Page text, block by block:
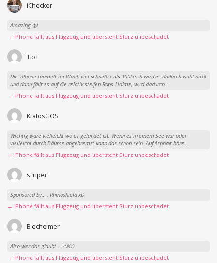
iChecker
Amazing 😜
→ iPhone fällt aus Flugzeug und übersteht Sturz unbeschadet
TioT
Das iPhone taumelt im Wind, viel schneller als 100km/h wird es dadurch wohl nicht
und dann fällt es auf die relativ steifen Raps-Halme, wird dadurch...
→ iPhone fällt aus Flugzeug und übersteht Sturz unbeschadet
KratosGOS
Wichtig wäre vielleicht wo es gelandet ist. Wenn es in einem See war oder
vielleicht durch Bäume abgebremst kann das schon sein. Auf Asphalt höre...
→ iPhone fällt aus Flugzeug und übersteht Sturz unbeschadet
scriper
Sponsored by….. Rhinoshield xD
→ iPhone fällt aus Flugzeug und übersteht Sturz unbeschadet
Blecheimer
Also wer das glaubt … 🙄🙄
→ iPhone fällt aus Flugzeug und übersteht Sturz unbeschadet